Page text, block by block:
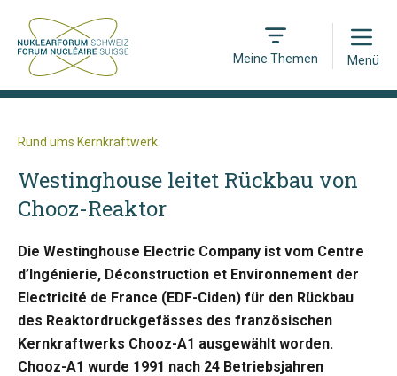
Meine Themen
Open
Menü
Rund ums Kernkraftwerk
Westinghouse leitet Rückbau von
Chooz-Reaktor
Die Westinghouse Electric Company ist vom Centre
d’Ingénierie, Déconstruction et Environnement der
Electricité de France (EDF-Ciden) für den Rückbau
des Reaktordruckgefässes des französischen
Kernkraftwerks Chooz-A1 ausgewählt worden.
Chooz-A1 wurde 1991 nach 24 Betriebsjahren